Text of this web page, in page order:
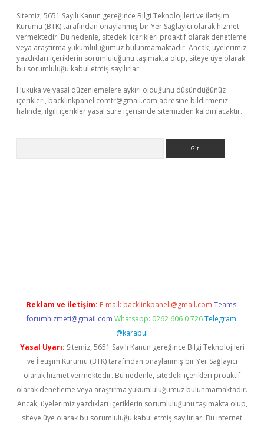
Sitemiz, 5651 Sayılı Kanun gereğince Bilgi Teknolojileri ve İletişim
Kurumu (BTK) tarafından onaylanmış bir Yer Sağlayıcı olarak hizmet
vermektedir. Bu nedenle, sitedeki içerikleri proaktif olarak denetleme
veya araştırma yükümlülüğümüz bulunmamaktadır. Ancak, üyelerimiz
yazdıkları içeriklerin sorumluluğunu taşımakta olup, siteye üye olarak
bu sorumluluğu kabul etmiş sayılırlar.
Hukuka ve yasal düzenlemelere aykırı olduğunu düşündüğünüz
içerikleri, backlinkpanelicomtr@gmail.com adresine bildirmeniz
halinde, ilgili içerikler yasal süre içerisinde sitemizden kaldırılacaktır.
Reklam ve İletişim: E-mail: backlinkpaneli@gmail.com Teams:
forumhizmeti@gmail.com Whatsapp: 0262 606 0 726 Telegram:
@karabul
Yasal Uyarı: Sitemiz, 5651 Sayılı Kanun gereğince Bilgi Teknolojileri
ve İletişim Kurumu (BTK) tarafından onaylanmış bir Yer Sağlayıcı
olarak hizmet vermektedir. Bu nedenle, sitedeki içerikleri proaktif
olarak denetleme veya araştırma yükümlülüğümüz bulunmamaktadır.
Ancak, üyelerimiz yazdıkları içeriklerin sorumluluğunu taşımakta olup,
siteye üye olarak bu sorumluluğu kabul etmiş sayılırlar. Bu internet